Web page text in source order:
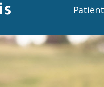
Patiënt